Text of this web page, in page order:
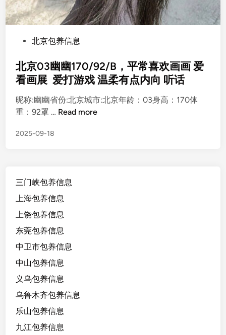
s
t
d
i
北京包养信息
北京03幽幽170/92/B，平常喜欢画画 爱
看画展 爱打游戏 温柔有点内向 听话
昵称:幽幽省份:北京城市:北京年龄：03身高：170体
重：92罩 … 北
1
7
/
9
2
B
，
平
喜
欢
Read more
2025-09-18
三门峡包养信息
上海包养信息
上饶包养信息
东莞包养信息
中卫市包养信息
中山包养信息
义乌包养信息
乌鲁木齐包养信息
乐山包养信息
九江包养信息